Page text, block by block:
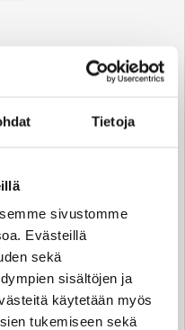
Tietoja
sivustomme
Evästeillä
sekä
sisältöjen ja
käytetään myös
tukemiseen sekä